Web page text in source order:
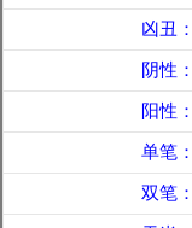
凶丑：
阴性：
阳性：
单笔：
双笔：